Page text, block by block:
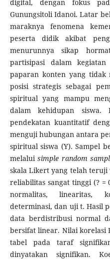
digital, dengan fokus
Gunungsitoli Idanoi. Latar
maraknya fenomena
peserta didik akibat
menurunnya sikap
partisipasi dalam
paparan konten yang tidak
posisi strategis sebagai
spiritual yang mampu
dalam kehidupan siswa.
pendekatan kuantitatif
menguji hubungan antara
spiritual siswa (Y). Sampel
melaluisimple random
skala Likert yang telah
reliabilitas sangat tinggi (?
normalitas, linearitas,
determinasi, dan uji t. Hasil
data berdistribusi normal
bersifat linear. Nilai korelasi
tabel pada taraf
dinyatakan signifikan.